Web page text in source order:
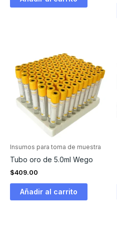
Insumos para toma de muestra
Tubo oro de 5.0ml Wego
$409.00
Añadir al carrito